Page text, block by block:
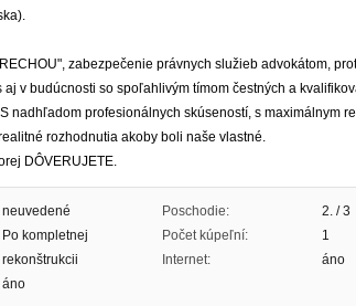
zabezpečenie právnych služieb advokátom,
v budúcnosti so spoľahlivým tímom čestných a
nadhľadom profesionálnych skúseností, s maximálnym
rozhodnutia akoby boli naše vlastné.
DÔVERUJETE.
neuvedené
Po kompletnej
rekonštrukcii
áno
Poschodie:
2. / 3
Počet kúpeľní:
1
Internet:
áno